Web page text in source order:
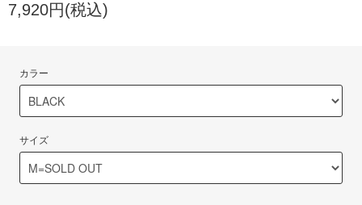
7,920円(税込)
カラー
サイズ